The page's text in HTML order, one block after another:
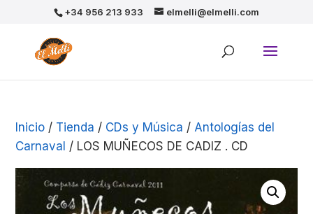
+34 956 213 933 elmelli@elmelli.com
Inicio / Tienda / CDs y Música / Antologías del
Carnaval / LOS MUÑECOS DE CADIZ . CD